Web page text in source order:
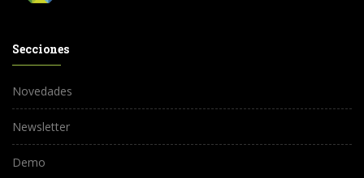
Secciones
Novedades
Newsletter
Demo